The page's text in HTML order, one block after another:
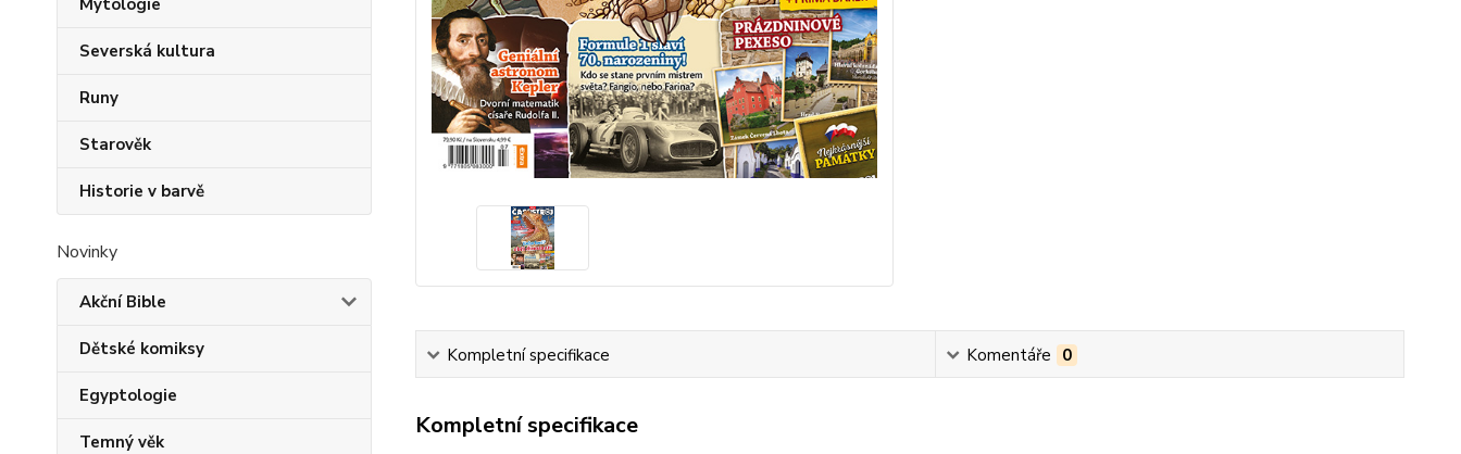
Mytologie
Severská kultura
Runy
Starověk
Historie v barvě
Novinky
Akční Bible
Dětské komiksy
Egyptologie
Temný věk
Kompletní specifikace Komentáře 0
Kompletní specifikace